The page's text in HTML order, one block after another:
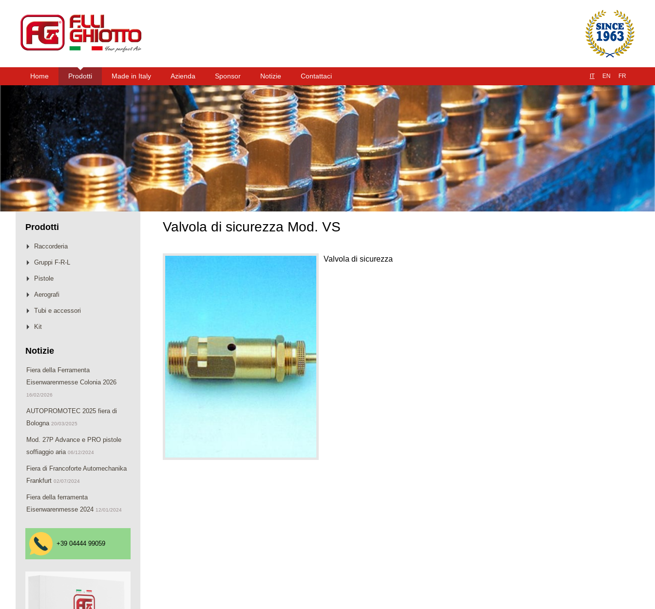
Home Prodotti Made in Italy Azienda Sponsor Notizie Contattaci IT EN FR
Valvola di sicurezza Mod. VS
Valvola di sicurezza
Prodotti
Raccorderia
Gruppi F-R-L
Pistole
Aerografi
Tubi e accessori
Kit
Notizie
Fiera della Ferramenta
Eisenwarenmesse Colonia 2026
16/02/2026
AUTOPROMOTEC 2025 fiera di
Bologna 20/03/2025
Mod. 27P Advance e PRO pistole
soffiaggio aria 06/12/2024
Fiera di Francoforte Automechanika
Frankfurt 02/07/2024
Fiera della ferramenta
Eisenwarenmesse 2024 12/01/2024
+39 04444 99059